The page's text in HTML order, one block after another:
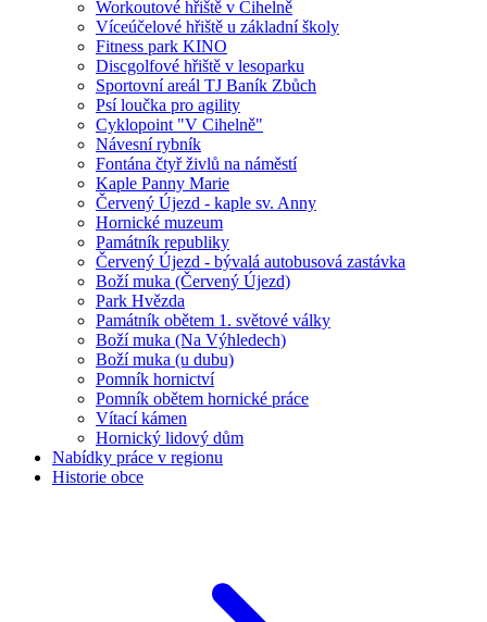
Workoutové hřiště v Cihelně
Víceúčelové hřiště u základní školy
Fitness park KINO
Discgolfové hřiště v lesoparku
Sportovní areál TJ Baník Zbůch
Psí loučka pro agility
Cyklopoint "V Cihelně"
Návesní rybník
Fontána čtyř živlů na náměstí
Kaple Panny Marie
Červený Újezd - kaple sv. Anny
Hornické muzeum
Památník republiky
Červený Újezd - bývalá autobusová zastávka
Boží muka (Červený Újezd)
Park Hvězda
Památník obětem 1. světové války
Boží muka (Na Výhledech)
Boží muka (u dubu)
Pomník hornictví
Pomník obětem hornické práce
Vítací kámen
Hornický lidový dům
Nabídky práce v regionu
Historie obce